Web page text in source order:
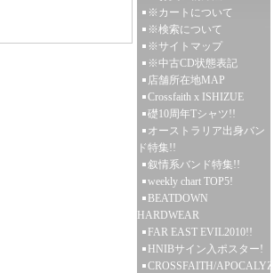
※カートについて
※検索について
※サイトマップ
※中古CD状態表記
店舗所在地MAP
Crossfaith x ISHIZUE
礎10周年Tシャツ!!
オーストラリア出身バン
ド特集!!
叙情系バンド特集!!
weekly chart TOP5!
BEATDOWN
HARDWEAR
FAR EAST EVIL2010!!
HNIBサイン入ポスター!
CROSSFAITH/APOCALYZE